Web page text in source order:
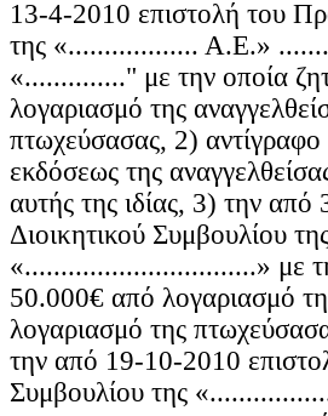
13-4-2010 επιστολή του
της «.................. Α.Ε.»
«.............." με την οποία
λογαριασμό της
πτωχεύσασας, 2)
εκδόσεως της
αυτής της ιδίας, 3) την
Διοικητικού Συμβουλίου
«................................» με
50.000€ από λογαριασμό
λογαριασμό της
την από 19-10-2010
Συμβουλίου της